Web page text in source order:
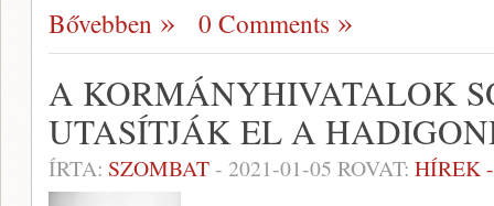
Bővebben 0 Comments
A KORMÁNYHIVATALOK
UTASÍTJÁK EL A
ÍRTA: SZOMBAT- 2021-01-05 ROVAT: HÍREK